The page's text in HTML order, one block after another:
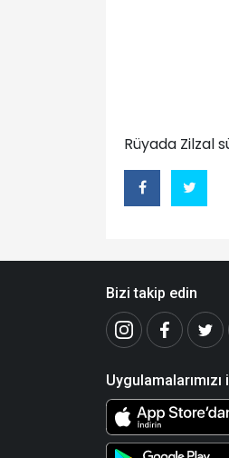
Rüyada Zilzal
Bizi takip edin
Uygulamalarımızı